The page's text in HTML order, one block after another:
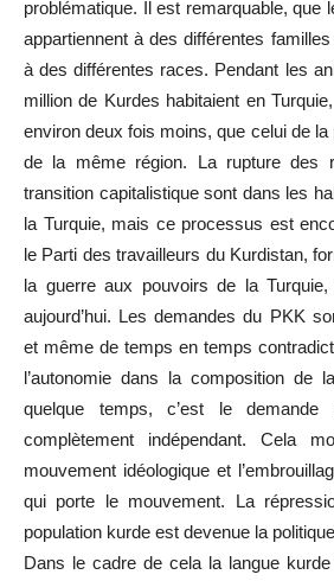
problématique. Il est remarquable, que
appartiennent à des différentes
à des différentes races. Pendant les
million de Kurdes habitaient en
environ deux fois moins, que celui de la
de la même région. La rupture des
transition capitalistique sont dans les
la Turquie, mais ce processus est
le Parti des travailleurs du Kurdistan,
la guerre aux pouvoirs de la
aujourd’hui. Les demandes du PKK
et même de temps en temps
l’autonomie dans la composition de
quelque temps, c’est le demande
complètement indépendant. Cela
mouvement idéologique et l’
qui porte le mouvement. La
population kurde est devenue la
Dans le cadre de cela la langue